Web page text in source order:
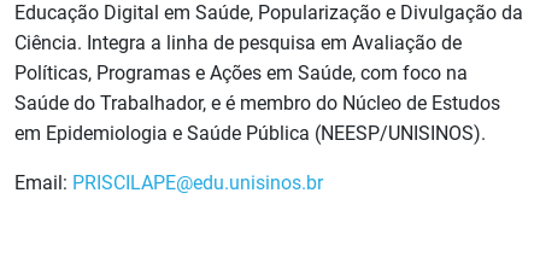
Educação Digital em Saúde, Popularização e Divulgação da
Ciência. Integra a linha de pesquisa em Avaliação de
Políticas, Programas e Ações em Saúde, com foco na
Saúde do Trabalhador, e é membro do Núcleo de Estudos
em Epidemiologia e Saúde Pública (NEESP/UNISINOS).
Email: PRISCILAPE@edu.unisinos.br